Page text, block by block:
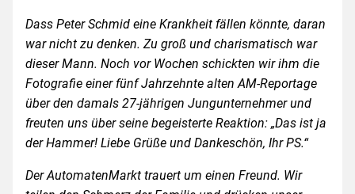
Dass Peter Schmid eine Krankheit fällen könnte, daran
war nicht zu denken. Zu groß und charismatisch war
dieser Mann. Noch vor Wochen schickten wir ihm die
Fotografie einer fünf Jahrzehnte alten AM-Reportage
über den damals 27-jährigen Jungunternehmer und
freuten uns über seine begeis­terte Reaktion: „Das ist ja
der Hammer! Liebe Grüße und Dankeschön, Ihr PS.“
Der AutomatenMarkt trauert um einen Freund. Wir